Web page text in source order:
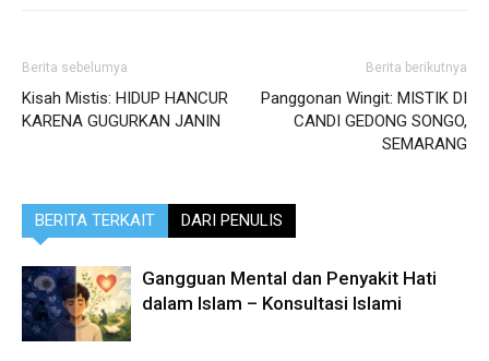
Berita sebelumya
Kisah Mistis: HIDUP HANCUR
KARENA GUGURKAN JANIN
Berita berikutnya
Panggonan Wingit: MISTIK DI
CANDI GEDONG SONGO,
SEMARANG
BERITA TERKAIT DARI PENULIS
Gangguan Mental dan Penyakit Hati
dalam Islam – Konsultasi Islami